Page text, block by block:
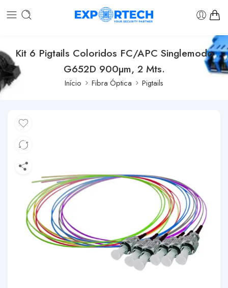
Kit 6 Pigtails Coloridos FC/APC Singlemodo
G652D 900µm, 2 Mts.
Início Fibra Óptica Pigtails